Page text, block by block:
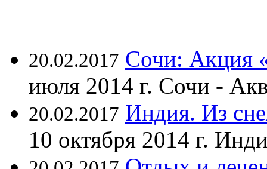
20.02.2017 Сочи: Акция
июля 2014 г. Сочи -
20.02.2017 Индия. Из
10 октября 2014 г.